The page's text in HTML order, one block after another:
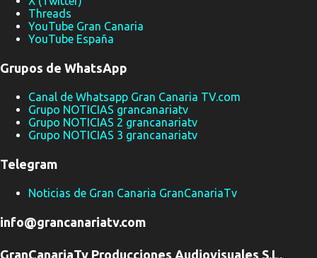
de Gran Canaria lucen un verde explosivo, una vegetación
desbordante y una vida silvestre que lleva meses multiplicándose
tú...
Threads
YouTube Gran Canaria
YouTube España
Grupos de WhatsApp
Canal de Whatsapp Gran Canaria TV.com
Grupo NOTICIAS grancanariatv
Grupo NOTICIAS 2 grancanariatv
Grupo NOTICIAS 3 grancanariatv
Telegram
Noticias de Gran Canaria GranCanariaTv
info@grancanariatv.com
GranCanariaTv Producciones Audiovisuales S.L.